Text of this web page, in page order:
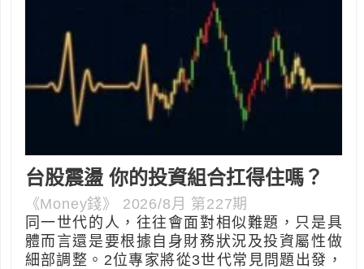
台股震盪 你的投資組合扛得住嗎？
《Money錢》 2026/8月 第227期
同一世代的人，往往會面對相似難題，只是具
體而言還是要根據自身財務狀況及投資屬性做
細部調整。2位專家將從3世代常見問題出發，